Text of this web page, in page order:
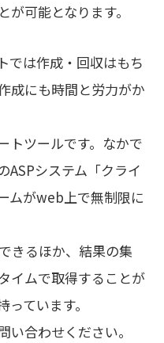
可能となります。
では作成・回収はもち
成にも時間と労力がか
トツールです。なかで
ASPシステム「クライ
ムがweb上で無制限に
きるほか、結果の集
イムで取得することが
ています。
合わせください。